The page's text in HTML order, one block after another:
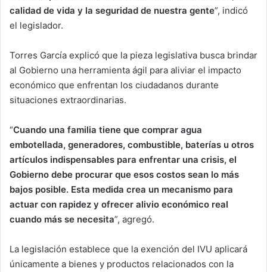
calidad de vida y la seguridad de nuestra gente”, indicó
el legislador.
Torres García explicó que la pieza legislativa busca brindar
al Gobierno una herramienta ágil para aliviar el impacto
económico que enfrentan los ciudadanos durante
situaciones extraordinarias.
“Cuando una familia tiene que comprar agua
embotellada, generadores, combustible, baterías u otros
artículos indispensables para enfrentar una crisis, el
Gobierno debe procurar que esos costos sean lo más
bajos posible. Esta medida crea un mecanismo para
actuar con rapidez y ofrecer alivio económico real
cuando más se necesita”, agregó.
La legislación establece que la exención del IVU aplicará
únicamente a bienes y productos relacionados con la